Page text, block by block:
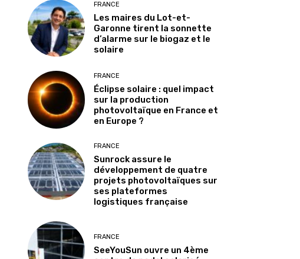
FRANCE
Les maires du Lot-et-
Garonne tirent la sonnette
d’alarme sur le biogaz et le
solaire
FRANCE
Éclipse solaire : quel impact
sur la production
photovoltaïque en France et
en Europe ?
FRANCE
Sunrock assure le
développement de quatre
projets photovoltaïques sur
ses plateformes
logistiques française
FRANCE
SeeYouSun ouvre un 4ème